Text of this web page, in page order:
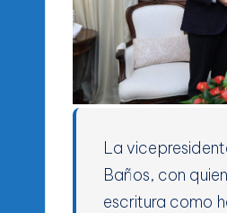
La
Baños, con
escritura como